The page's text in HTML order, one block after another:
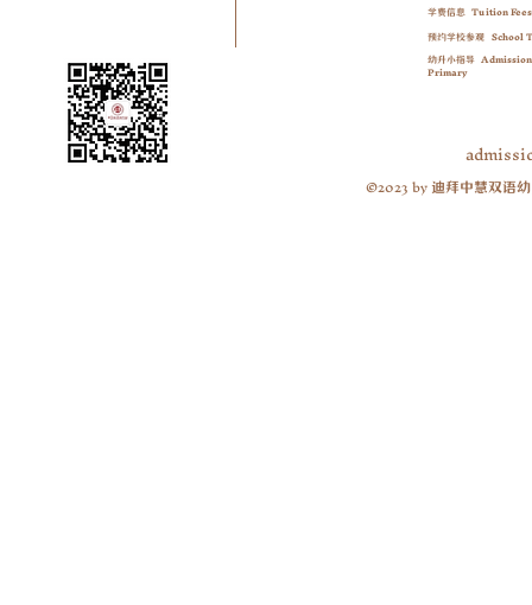
学费信息Tuition Fees
预约学校参观 School
幼升小指导
Primary
©2023 by迪拜中慧双语